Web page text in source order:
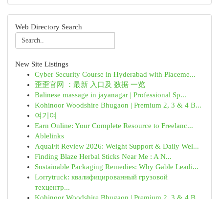
Web Directory Search
New Site Listings
Cyber Security Course in Hyderabad with Placeme...
歪歪官网 ：最新 入口及 数据 一览
Balinese massage in jayanagar | Professional Sp...
Kohinoor Woodshire Bhugaon | Premium 2, 3 & 4 B...
여기여
Earn Online: Your Complete Resource to Freelanc...
Ablelinks
AquaFit Review 2026: Weight Support & Daily Wel...
Finding Blaze Herbal Sticks Near Me : A N...
Sustainable Packaging Remedies: Why Gable Leadi...
Lorrytruck: квалифицированный грузовой
техцентр...